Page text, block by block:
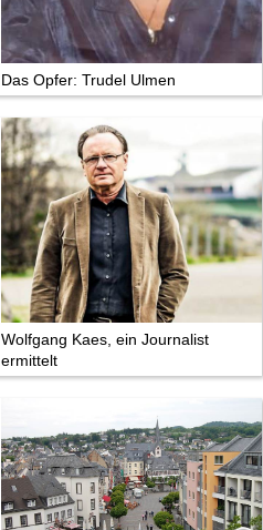
Eifelevents
Eifelkarte:
Drehorte & Tatorte
Eifelkrimi: Keine
Gutenachtgeschichte
Die Autoren
TV & Kino
Wer hat wo gedreht?
Mediathek
Impressum
Datenschutz
Das Opfer: Trudel Ulmen
Wolfgang Kaes, ein Journalist
ermittelt